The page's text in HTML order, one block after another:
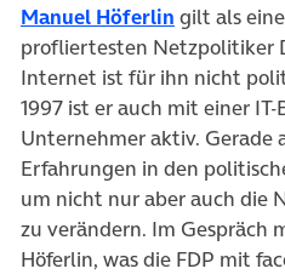
Manuel Höferlin gilt als
profliertesten Netzpolitiker
Internet ist für ihn nicht
1997 ist er auch mit einer
Unternehmer aktiv. Gerade
Erfahrungen in den
um nicht nur aber auch die
zu verändern. Im Gespräch
Höferlin, was die FDP mit